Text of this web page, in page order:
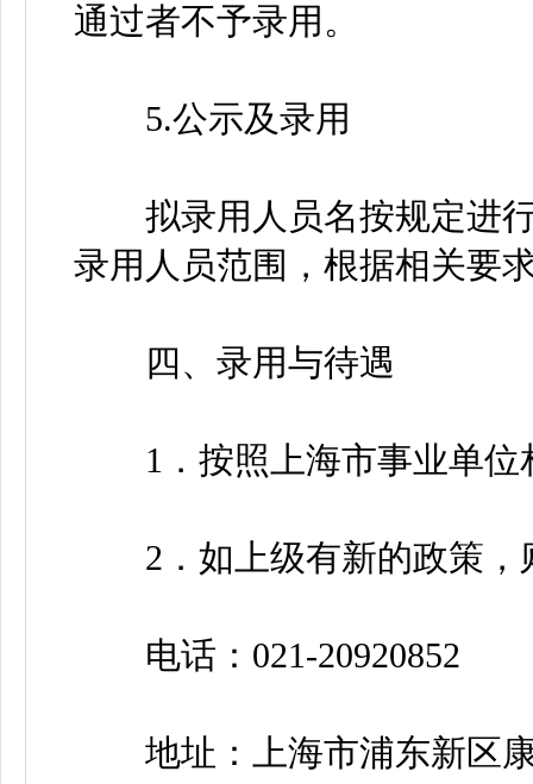
通过者不予录用。
5.公示及录用
拟录用人员名按规定进行
录用人员范围，根据相关要
四、录用与待遇
1．按照上海市事业单位
2．如上级有新的政策，
电话：021-20920852
地址：上海市浦东新区康